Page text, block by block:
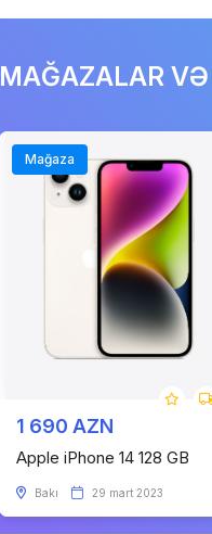
MAĞAZALAR
Mağaza
1 690 AZN
Apple iPhone 14 128 GB
Bakı 29 mart 2023